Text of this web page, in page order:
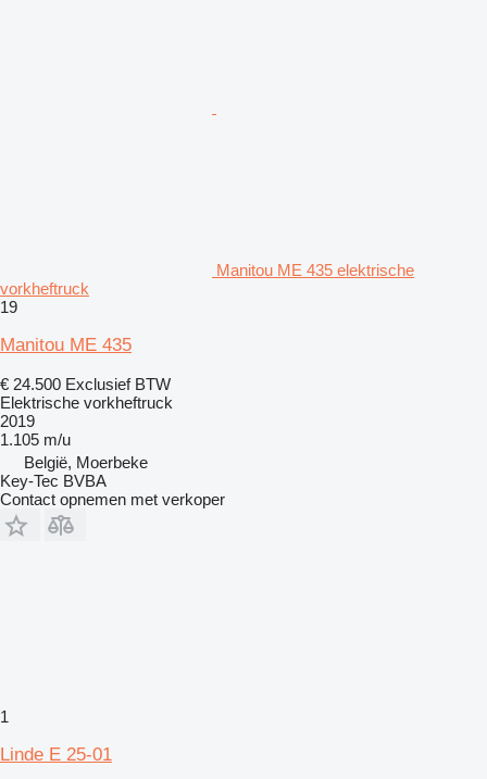
Manitou ME 435 elektrische
vorkheftruck
19
Manitou ME 435
€ 24.500 Exclusief BTW
Elektrische vorkheftruck
2019
1.105 m/u
België, Moerbeke
Key-Tec BVBA
Contact opnemen met verkoper
1
Linde E 25-01